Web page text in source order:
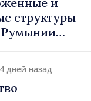
структуры
движения на
дней назад